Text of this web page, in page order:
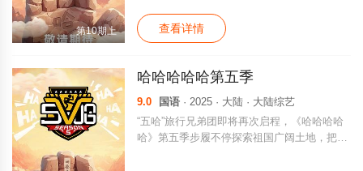
第10期上 查看详情
哈哈哈哈哈第五季
9.0 国语 · 2025 · 大陆 · 大陆综艺
“五哈”旅行兄弟团即将再次启程，《哈哈哈哈
哈》第五季步履不停探索祖国广阔土地，把快